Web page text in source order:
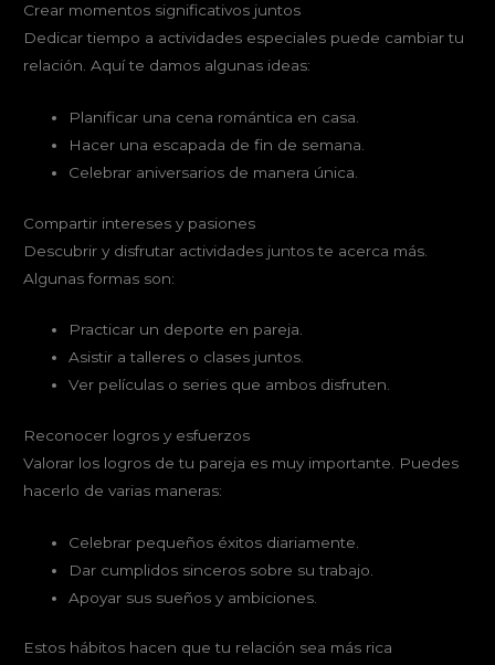
Crear momentos significativos juntos
Dedicar tiempo a actividades especiales puede cambiar tu
relación. Aquí te damos algunas ideas:
Planificar una cena romántica en casa.
Hacer una escapada de fin de semana.
Celebrar aniversarios de manera única.
Compartir intereses y pasiones
Descubrir y disfrutar actividades juntos te acerca más.
Algunas formas son:
Practicar un deporte en pareja.
Asistir a talleres o clases juntos.
Ver películas o series que ambos disfruten.
Reconocer logros y esfuerzos
Valorar los logros de tu pareja es muy importante. Puedes
hacerlo de varias maneras:
Celebrar pequeños éxitos diariamente.
Dar cumplidos sinceros sobre su trabajo.
Apoyar sus sueños y ambiciones.
Estos hábitos hacen que tu relación sea más rica